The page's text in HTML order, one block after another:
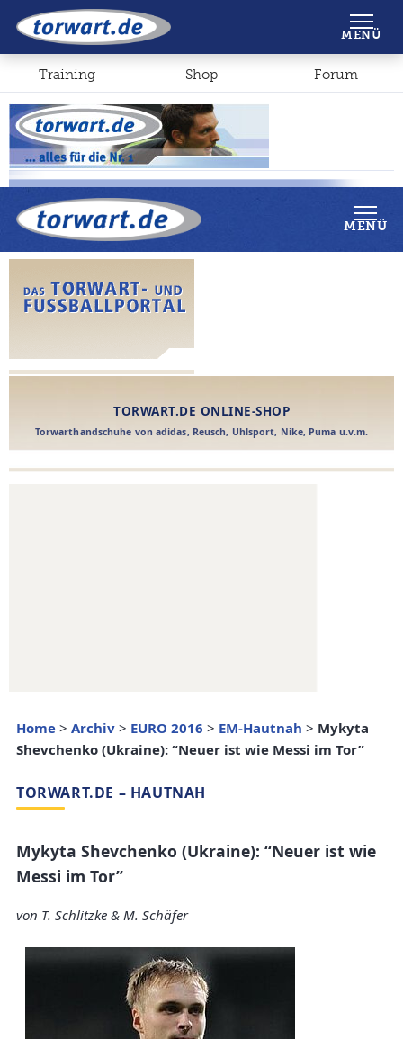
Shop Forum
MENÜ
Home > Archiv > EURO 2016 > EM-Hautnah > Mykyta
Shevchenko (Ukraine): “Neuer ist wie Messi im Tor”
TORWART.DE – HAUTNAH
Mykyta Shevchenko (Ukraine): “Neuer ist wie
Messi im Tor”
von T. Schlitzke & M. Schäfer